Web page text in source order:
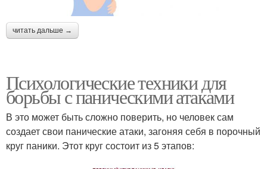
читать дальше →
Психологические техники для
борьбы с паническими атаками
В это может быть сложно поверить, но человек сам
создает свои панические атаки, загоняя себя в порочный
круг паники. Этот круг состоит из 5 этапов: